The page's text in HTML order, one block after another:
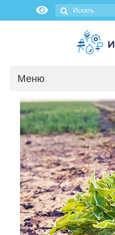
Меню
Новости
О нас
Об институте
Научные
Администрация
Сотрудники